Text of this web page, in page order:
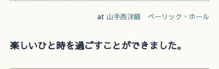
at 山手西洋館 ベーリック・ホール
楽しいひと時を過ごすことができました。